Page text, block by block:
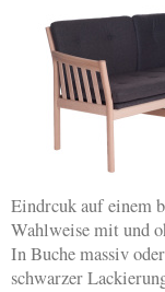
Eindrcuk auf einem
Wahlweise mit und
In Buche massiv
schwarzer